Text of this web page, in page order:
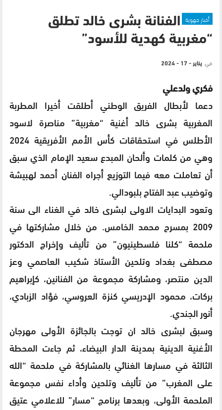
أخبار جهوية الفنانة بشرى خالد تطلق
“مغربية كهدية للأسود”
في يناير - 17 - 2024
فكري ولدعلي
دعما لأبطال الفريق الوطني أطلقت أخيرا المطربة
المغربية بشرى خالد أغنية “مغربية” مناصرة لاسود
الأطلس في استحقاقات كأس الأمم الأفريقية 2024
وهي من كلمات وألحان المبدع سعيد الإمام الذي سبق
أن تعاملت معه فيما التوزيع أجراه الفنان أحمد لهبيشة
وتوضيب عبد الفتاح بلبودالي.
وتعود البدايات الاولى لبشرى خالد في الغناء الى سنة
2009 بمسرح محمد الخامس. من خلال مشاركتها في
ملحمة “كلنا فلسطينيون” من تأليف وإخراج الدكتور
مصطفى بغداد وتلحين الأستاذ شكيب العاصمي وعز
الدين منتصر، ومشاركة مجموعة من الفنانين، كإبراهيم
بركات، محمود الإدريسي كنزة العروسي، فؤاد الزبادي،
أنور الجندي.
وسبق لبشرى خالد ان توجت بالجائزة الأولى مهرجان
الأغنية الدينية بمدينة الدار البيضاء، ثم جاءت المحطة
الثالثة في مسارها الغنائي بالمشاركة في ملحمة “الله
على المغرب” من تأليف وتلحين وأداء نفس مجموعة
الملحمة الأولى، وبعدها برنامج “مسار” للاعلامي عتيق